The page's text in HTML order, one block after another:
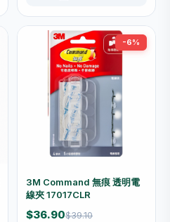
-6%
3M Command 無痕 透明電
線夾 17017CLR
$36.90$39.10